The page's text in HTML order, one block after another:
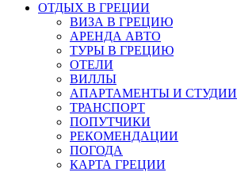
ОТДЫХ В ГРЕЦИИ
ВИЗА В ГРЕЦИЮ
АРЕНДА АВТО
ТУРЫ В ГРЕЦИЮ
ОТЕЛИ
ВИЛЛЫ
АПАРТАМЕНТЫ И СТУДИИ
ТРАНСПОРТ
ПОПУТЧИКИ
РЕКОМЕНДАЦИИ
ПОГОДА
КАРТА ГРЕЦИИ